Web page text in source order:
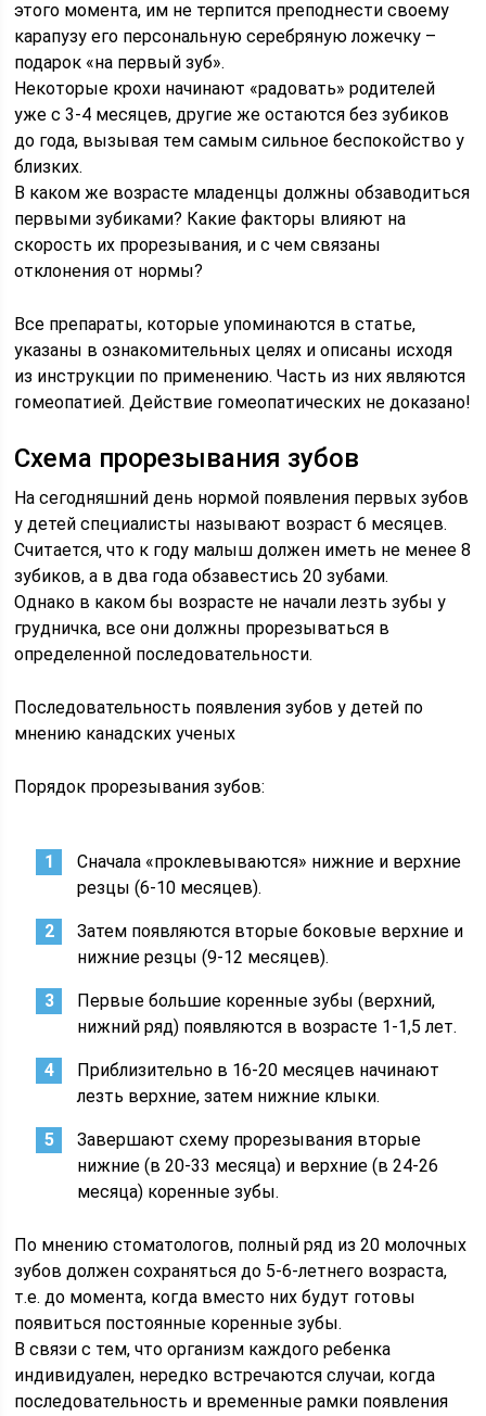
этого момента, им не терпится преподнести своему
карапузу его персональную серебряную ложечку –
подарок «на первый зуб».
Некоторые крохи начинают «радовать» родителей
уже с 3-4 месяцев, другие же остаются без зубиков
до года, вызывая тем самым сильное беспокойство у
близких.
В каком же возрасте младенцы должны обзаводиться
первыми зубиками? Какие факторы влияют на
скорость их прорезывания, и с чем связаны
отклонения от нормы?
Все препараты, которые упоминаются в статье,
указаны в ознакомительных целях и описаны исходя
из инструкции по применению. Часть из них являются
гомеопатией. Действие гомеопатических не доказано!
Схема прорезывания зубов
На сегодняшний день нормой появления первых зубов
у детей специалисты называют возраст 6 месяцев.
Считается, что к году малыш должен иметь не менее 8
зубиков, а в два года обзавестись 20 зубами.
Однако в каком бы возрасте не начали лезть зубы у
грудничка, все они должны прорезываться в
определенной последовательности.
Последовательность появления зубов у детей по
мнению канадских ученых
Порядок прорезывания зубов:
Сначала «проклевываются» нижние и верхние
резцы (6-10 месяцев).
Затем появляются вторые боковые верхние и
нижние резцы (9-12 месяцев).
Первые большие коренные зубы (верхний,
нижний ряд) появляются в возрасте 1-1,5 лет.
Приблизительно в 16-20 месяцев начинают
лезть верхние, затем нижние клыки.
Завершают схему прорезывания вторые
нижние (в 20-33 месяца) и верхние (в 24-26
месяца) коренные зубы.
По мнению стоматологов, полный ряд из 20 молочных
зубов должен сохраняться до 5-6-летнего возраста,
т.е. до момента, когда вместо них будут готовы
появиться постоянные коренные зубы.
В связи с тем, что организм каждого ребенка
индивидуален, нередко встречаются случаи, когда
последовательность и временные рамки появления